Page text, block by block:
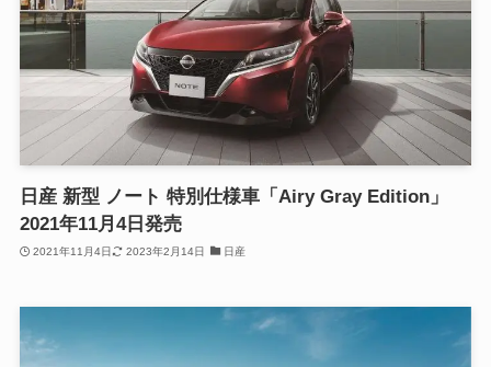
日産 新型 ノート 特別仕様車「Airy Gray Edition」
2021年11月4日発売
2021年11月4日 2023年2月14日 日産